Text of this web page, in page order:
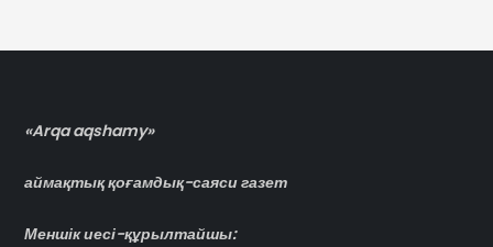
«Arqa aqshamy»
аймақтық қоғамдық-саяси газет
Меншік иесі-құрылтайшы: